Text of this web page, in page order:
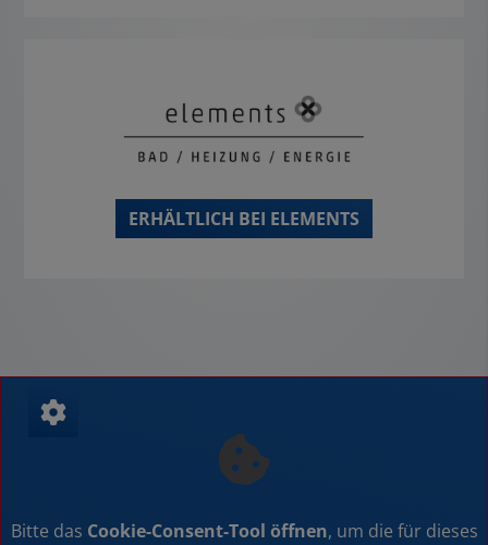
ERHÄLTLICH BEI ELEMENTS
Bitte das Cookie-Consent-Tool öffnen, um die für dieses